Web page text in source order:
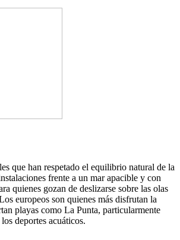
que han respetado el equilibrio natural de la
frente a un mar apacible y con
quienes gozan de deslizarse sobre las olas
europeos son quienes más disfrutan la
playas como La Punta, particularmente
deportes acuáticos.